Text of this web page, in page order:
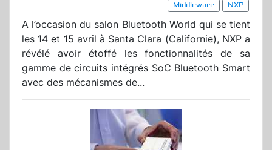
Middleware
NXP
A l’occasion du salon Bluetooth World qui se tient
les 14 et 15 avril à Santa Clara (Californie), NXP a
révélé avoir étoffé les fonctionnalités de sa
gamme de circuits intégrés SoC Bluetooth Smart
avec des mécanismes de...